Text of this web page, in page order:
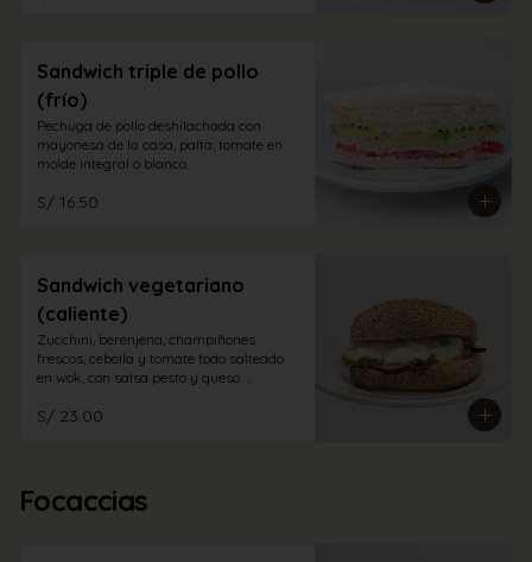
Sandwich triple de pollo
(frío)
Pechuga de pollo deshilachada con
mayonesa de la casa, palta, tomate en
molde integral o blanco.
S/ 16.50
Sandwich vegetariano
(caliente)
Zucchini, berenjena, champiñones
frescos, cebolla y tomate todo salteado
en wok, con salsa pesto y queso
S/ 23.00
Focaccias